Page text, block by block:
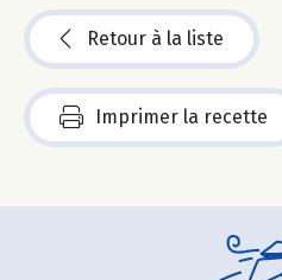
Retour à la liste
Imprimer la recette